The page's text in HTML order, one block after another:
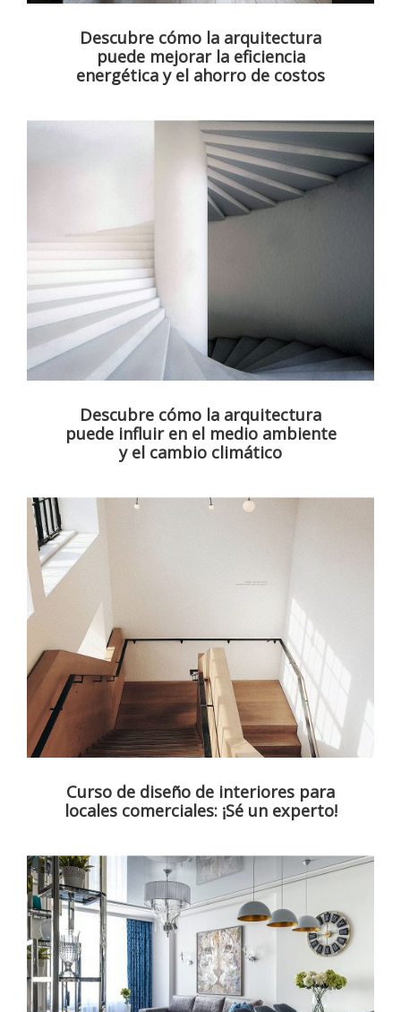
Descubre cómo la arquitectura
puede mejorar la eficiencia
energética y el ahorro de costos
Descubre cómo la arquitectura
puede influir en el medio ambiente
y el cambio climático
Curso de diseño de interiores para
locales comerciales: ¡Sé un experto!